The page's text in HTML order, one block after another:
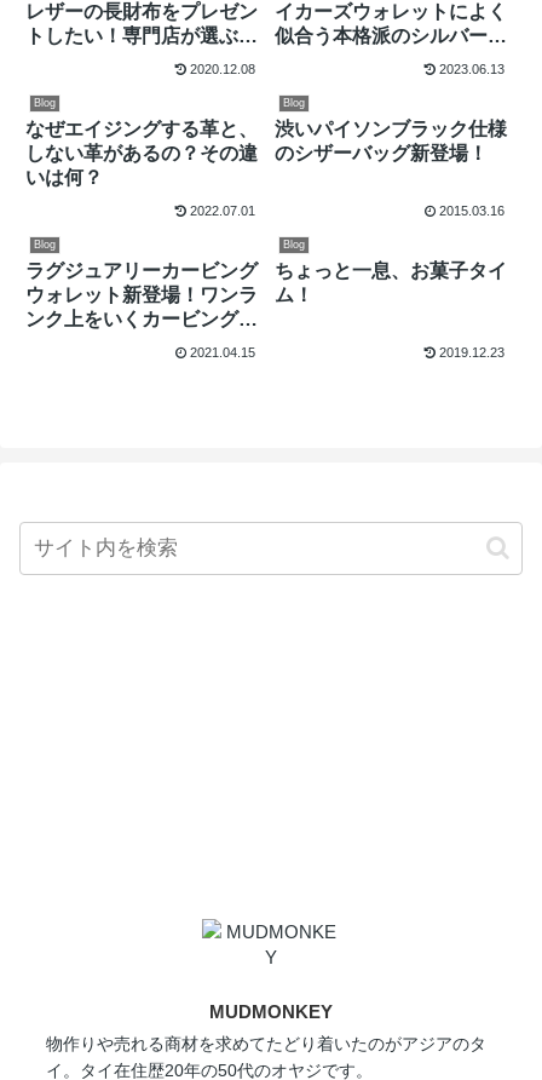
レザーの長財布をプレゼン
トしたい！専門店が選ぶ
2020年のギフト、長財布
2020.12.08
イカーズウォレットによく
似合う本格派のシルバーコ
ンチョ、天然ターコイズシ
2023.06.13
Blog
なぜエイジングする革と、
しない革があるの？その違
いは何？
2022.07.01
Blog
渋いパイソンブラック仕様
のシザーバッグ新登場！
2015.03.16
Blog
ラグジュアリーカービング
ウォレット新登場！ワンラ
ンク上をいくカービング透
かし彫りゴールドパイソン
2021.04.15
Blog
ちょっと一息、お菓子タイ
ム！
2019.12.23
MUDMONKEY
物作りや売れる商材を求めてたどり着いたのがアジアのタ
イ。タイ在住歴20年の50代のオヤジです。